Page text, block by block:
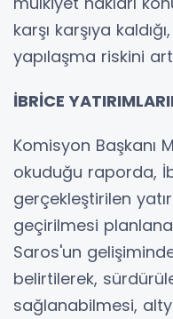
karşı karşıya
yapılaşma riskini
İBRİCE
Komisyon Başkanı
okuduğu raporda,
gerçekleştirilen
geçirilmesi
Saros'un
belirtilerek,
sağlanabilmesi,